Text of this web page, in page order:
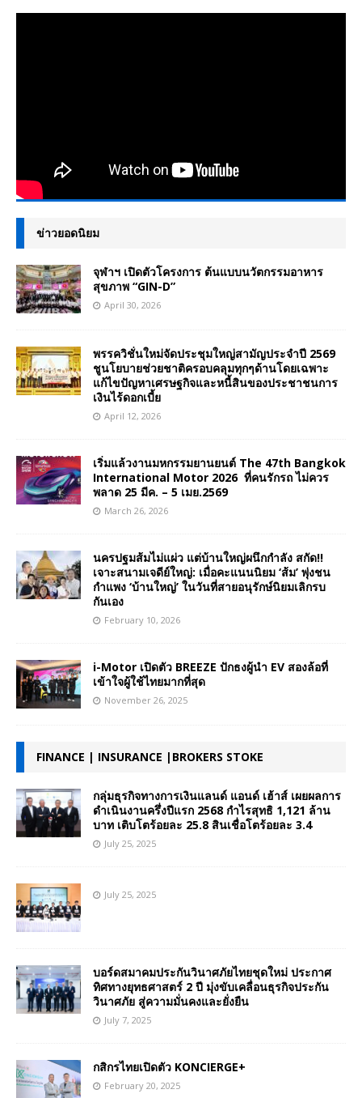
ข่าวยอดนิยม
จุฬาฯ เปิดตัวโครงการ ต้นแบบนวัตกรรมอาหาร
สุขภาพ “GIN-D”
April 30, 2026
พรรควิชั่นใหม่จัดประชุมใหญ่สามัญประจำปี 2569
ชูนโยบายช่วยชาติครอบคลุมทุกๆด้านโดยเฉพาะ
แก้ไขปัญหาเศรษฐกิจและหนี้สินของประชาชนการ
เงินไร้ดอกเบี้ย
April 12, 2026
เริ่มแล้วงานมหกรรมยานยนต์ The 47th Bangkok
International Motor 2026 ที่คนรักรถ ไม่ควร
พลาด 25 มีค. – 5 เมย.2569
March 26, 2026
นครปฐมส้มไม่แผ่ว แต่บ้านใหญ่ผนึกกำลัง สกัด!!
เจาะสนามเจดีย์ใหญ่: เมื่อคะแนนนิยม ‘ส้ม’ พุ่งชน
กำแพง ‘บ้านใหญ่’ ในวันที่สายอนุรักษ์นิยมเลิกรบ
กันเอง
February 10, 2026
i-Motor เปิดตัว BREEZE ปักธงผู้นำ EV สองล้อที่
เข้าใจผู้ใช้ไทยมากที่สุด
November 26, 2025
FINANCE | INSURANCE |BROKERS STOKE
กลุ่มธุรกิจทางการเงินแลนด์ แอนด์ เฮ้าส์ เผยผลการ
ดำเนินงานครึ่งปีแรก 2568 กำไรสุทธิ 1,121 ล้าน
บาท เติบโตร้อยละ 25.8 สินเชื่อโตร้อยละ 3.4
July 25, 2025
July 25, 2025
บอร์ดสมาคมประกันวินาศภัยไทยชุดใหม่ ประกาศ
ทิศทางยุทธศาสตร์ 2 ปี มุ่งขับเคลื่อนธุรกิจประกัน
วินาศภัย สู่ความมั่นคงและยั่งยืน
July 7, 2025
กสิกรไทยเปิดตัว KONCIERGE+
February 20, 2025